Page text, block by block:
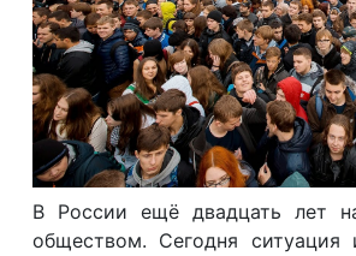
В России ещё двадцать лет
обществом. Сегодня